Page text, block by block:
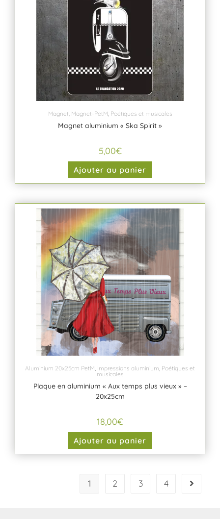
Magnet Magnet-PetM Poétiques et musicales
Magnet aluminium « Ska Spirit »
5,00€
Ajouter au panier
Aluminium 20x25cm PetM Impressions aluminium Poétiques et
musicales
Plaque en aluminium « Aux temps plus vieux » –
20x25cm
18,00€
Ajouter au panier
1 2 3 4